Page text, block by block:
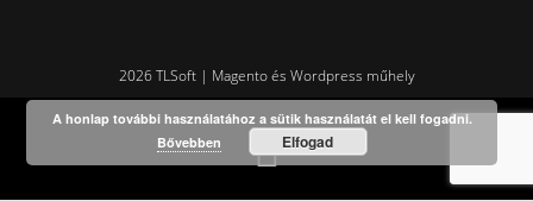
2026 TLSoft | Magento és Wordpress műhely
A honlap további használatához a sütik használatát el kell fogadni.
Bővebben
Elfogad